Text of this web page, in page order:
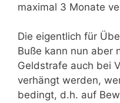
maximal 3 Monate
Die eigentlich für
Buße kann nun aber
Geldstrafe auch bei
verhängt werden,
bedingt, d.h. auf